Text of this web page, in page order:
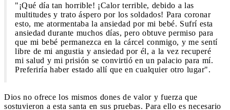
"¡Qué día tan horrible! ¡Calor terrible, debido a las
multitudes y trato áspero por los soldados! Para coronar
esto, me atormentaba la ansiedad por mi bebé. Sufrí esta
ansiedad durante muchos días, pero obtuve permiso para
que mi bebé permanezca en la cárcel conmigo, y me sentí
libre de mi angustia y ansiedad por él, a la vez recuperé
mi salud y mi prisión se convirtió en un palacio para mí.
Preferiría haber estado allí que en cualquier otro lugar".
Dios no ofrece los mismos dones de valor y fuerza que
sostuvieron a esta santa en sus pruebas. Para ello es necesario